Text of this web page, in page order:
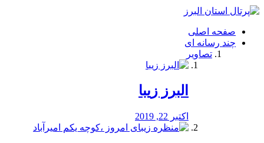
فصد
شرق
تهران
خشکشویی
صفحه اصلی
چند رسانه ای
تصاویر
البرز زیبا
اکتبر 22, 2019